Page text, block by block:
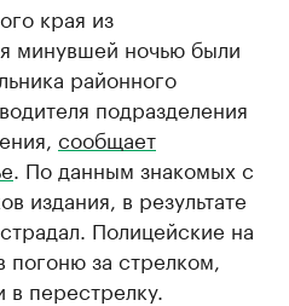
края из
минувшей ночью были
районного
подразделения
сообщает
. По данным знакомых с
издания, в результате
Полицейские на
за стрелком,
в перестрелку.